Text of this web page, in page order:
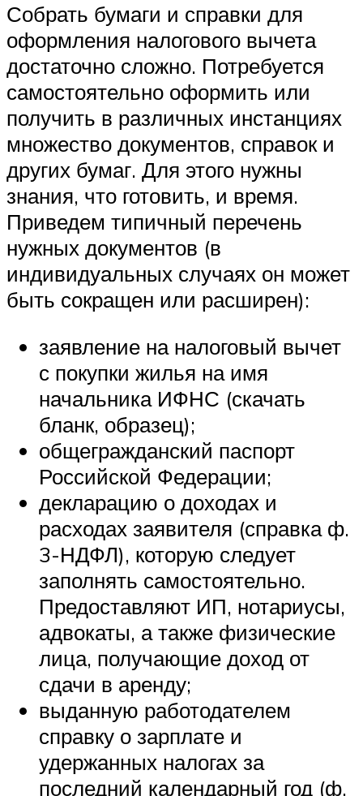
Собрать бумаги и справки для
оформления налогового вычета
достаточно сложно. Потребуется
самостоятельно оформить или
получить в различных инстанциях
множество документов, справок и
других бумаг. Для этого нужны
знания, что готовить, и время.
Приведем типичный перечень
нужных документов (в
индивидуальных случаях он может
быть сокращен или расширен):
заявление на налоговый вычет
с покупки жилья на имя
начальника ИФНС (скачать
бланк, образец);
общегражданский паспорт
Российской Федерации;
декларацию о доходах и
расходах заявителя (справка ф.
3-НДФЛ), которую следует
заполнять самостоятельно.
Предоставляют ИП, нотариусы,
адвокаты, а также физические
лица, получающие доход от
сдачи в аренду;
выданную работодателем
справку о зарплате и
удержанных налогах за
последний календарный год (ф.